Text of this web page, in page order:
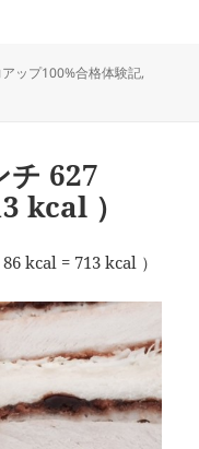
ップ100%合格体験記,
チ 627
kcal ）
kcal = 713 kcal ）